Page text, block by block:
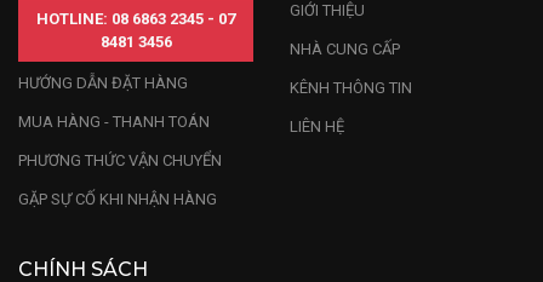
HOTLINE: 08 6863 2345 - 07
8481 3456
HƯỚNG DẪN ĐẶT HÀNG
MUA HÀNG - THANH TOÁN
PHƯƠNG THỨC VẬN CHUYỂN
GẶP SỰ CỐ KHI NHẬN HÀNG
GIỚI THIỆU
NHÀ CUNG CẤP
KÊNH THÔNG TIN
LIÊN HỆ
CHÍNH SÁCH